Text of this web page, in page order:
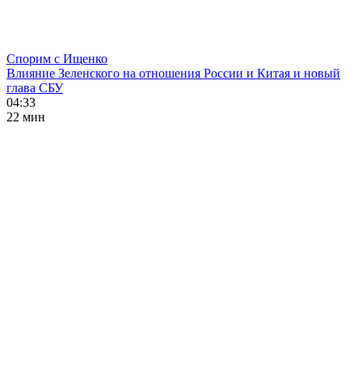
Спорим с Ищенко
Влияние Зеленского на отношения России и Китая и новый
глава СБУ
04:33
22 мин